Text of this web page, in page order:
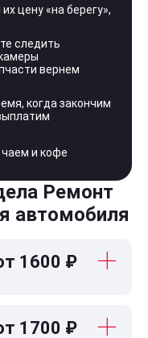
цену «на берегу»,
следить
вернем
когда закончим
и кофе
Ремонт
автомобиля
1600 ₽
1700 ₽